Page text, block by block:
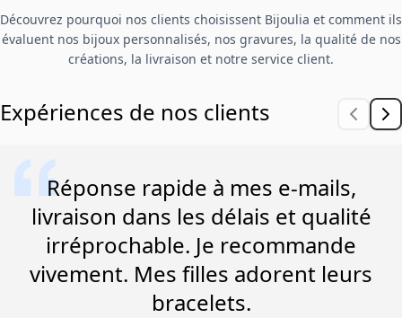
Découvrez pourquoi nos clients choisissent Bijoulia et comment ils
évaluent nos bijoux personnalisés, nos gravures, la qualité de nos
créations, la livraison et notre service client.
Expériences de nos clients
Réponse rapide à mes e-mails,
livraison dans les délais et qualité
irréprochable. Je recommande
vivement. Mes filles adorent leurs
bracelets.